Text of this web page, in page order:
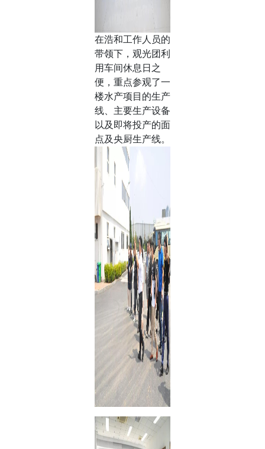
在浩和工作人员的
带领下，观光团利
用车间休息日之
便，重点参观了一
楼水产项目的生产
线、主要生产设备
以及即将投产的面
点及央厨生产线。